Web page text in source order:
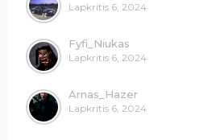
Lapkritis 6, 2024
Fyfi_Niukas
Lapkritis 6, 2024
Arnas_Hazer
Lapkritis 6, 2024